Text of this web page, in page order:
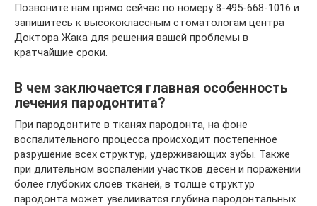
Позвоните нам прямо сейчас по номеру 8-495-668-1016 и
запишитесь к высококлассным стоматологам центра
Доктора Жака для решения вашей проблемы в
кратчайшие сроки.
В чем заключается главная особенность
лечения пародонтита?
При пародонтите в тканях пародонта, на фоне
воспалительного процесса происходит постепенное
разрушение всех структур, удерживающих зубы. Также
при длительном воспалении участков десен и поражении
более глубоких слоев тканей, в толще структур
пародонта может увелииватся глубина пародонтальных